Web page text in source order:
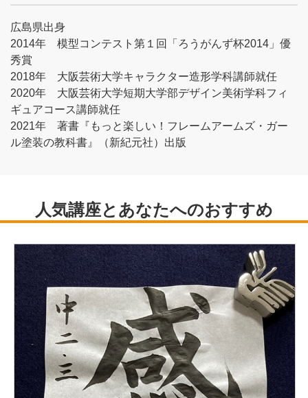
広島県出身
2014年 模型コンテスト第１回「ろうがんず杯2014」優
秀賞
2018年 大阪芸術大学キャラクター造形学科講師就任
2020年 大阪芸術大学短期大学部デザイン美術学科フィ
ギュアコース講師就任
2021年 著書『もっと楽しい！フレームアームズ・ガー
ル塗装の教科書』（新紀元社）出版